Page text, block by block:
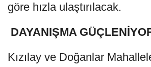
göre hızla ulaştırılacak.
DAYANIŞMA
Kızılay ve Doğanlar